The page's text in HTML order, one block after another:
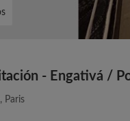
- Engativá /
Paris